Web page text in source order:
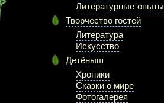
Литературные опыты
Творчество гостей
Литература
Искусство
Детёныш
Хроники
Сказки о мире
Фотогалерея